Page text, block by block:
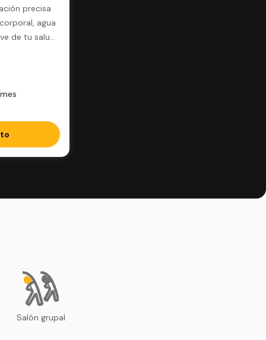
precisa
agua
de tu salud
Salón grupal